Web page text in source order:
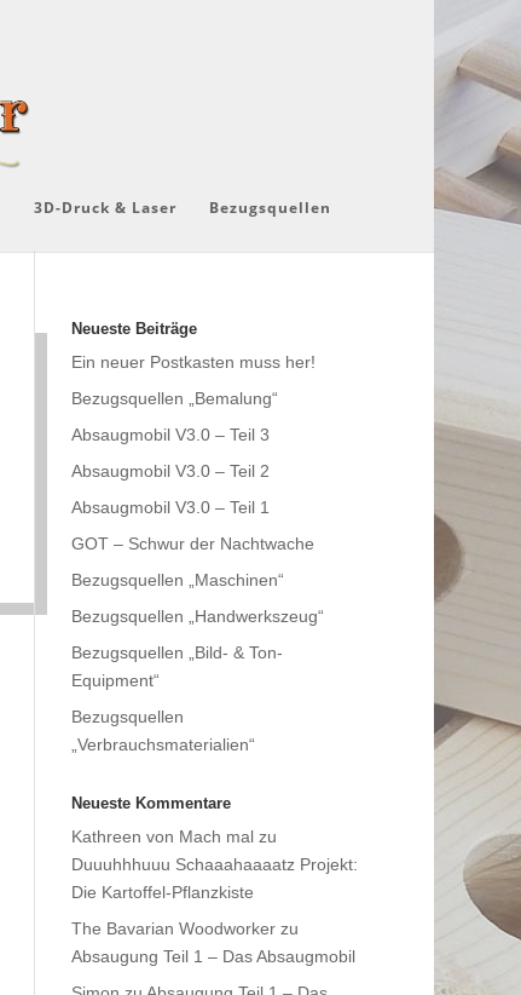
3D-Druck & Laser Bezugsquellen
Neueste Beiträge
Ein neuer Postkasten muss her!
Bezugsquellen „Bemalung“
Absaugmobil V3.0 – Teil 3
Absaugmobil V3.0 – Teil 2
Absaugmobil V3.0 – Teil 1
GOT – Schwur der Nachtwache
Bezugsquellen „Maschinen“
Bezugsquellen „Handwerkszeug“
Bezugsquellen „Bild- & Ton-
Equipment“
Bezugsquellen
„Verbrauchsmaterialien“
Neueste Kommentare
Kathreen von Mach mal zu
Duuuhhhuuu Schaaahaaaatz Projekt:
Die Kartoffel-Pflanzkiste
The Bavarian Woodworker zu
Absaugung Teil 1 – Das Absaugmobil